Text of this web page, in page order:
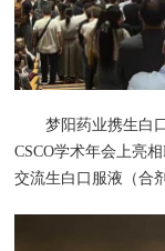
梦阳药业携生白
CSCO学术年会上亮
交流生白口服液（合